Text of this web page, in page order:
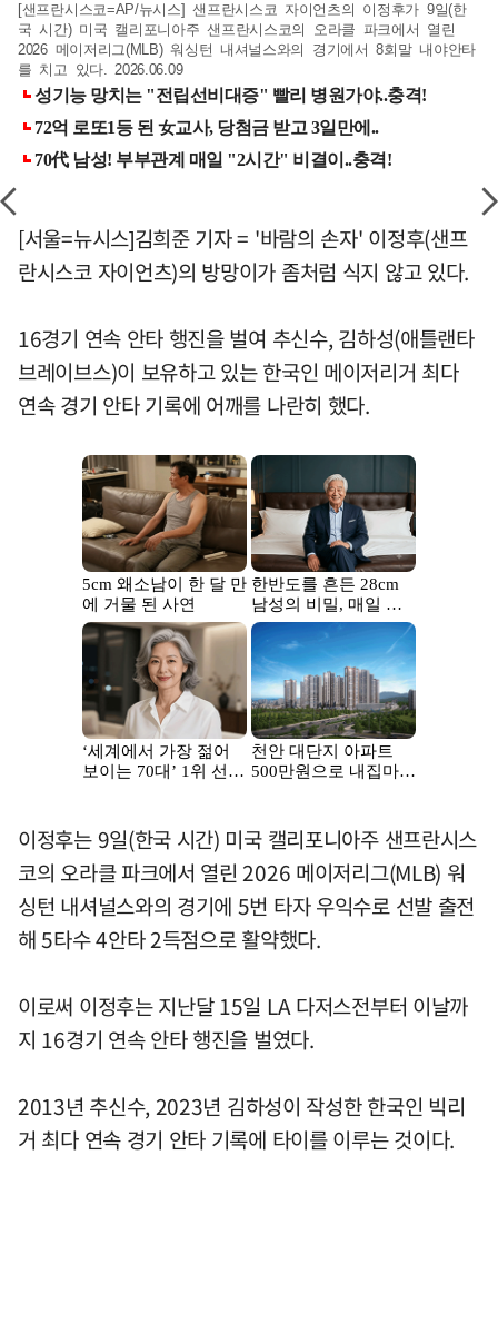
[샌프란시스코=AP/뉴시스] 샌프란시스코 자이언츠의 이정후가 9일(한
국 시간) 미국 캘리포니아주 샌프란시스코의 오라클 파크에서 열린
2026 메이저리그(MLB) 워싱턴 내셔널스와의 경기에서 8회말 내야안타
를 치고 있다. 2026.06.09
[서울=뉴시스]김희준 기자 = '바람의 손자' 이정후(샌프
란시스코 자이언츠)의 방망이가 좀처럼 식지 않고 있다.
16경기 연속 안타 행진을 벌여 추신수, 김하성(애틀랜타
브레이브스)이 보유하고 있는 한국인 메이저리거 최다
연속 경기 안타 기록에 어깨를 나란히 했다.
이정후는 9일(한국 시간) 미국 캘리포니아주 샌프란시스
코의 오라클 파크에서 열린 2026 메이저리그(MLB) 워
싱턴 내셔널스와의 경기에 5번 타자 우익수로 선발 출전
해 5타수 4안타 2득점으로 활약했다.
이로써 이정후는 지난달 15일 LA 다저스전부터 이날까
지 16경기 연속 안타 행진을 벌였다.
2013년 추신수, 2023년 김하성이 작성한 한국인 빅리
거 최다 연속 경기 안타 기록에 타이를 이루는 것이다.